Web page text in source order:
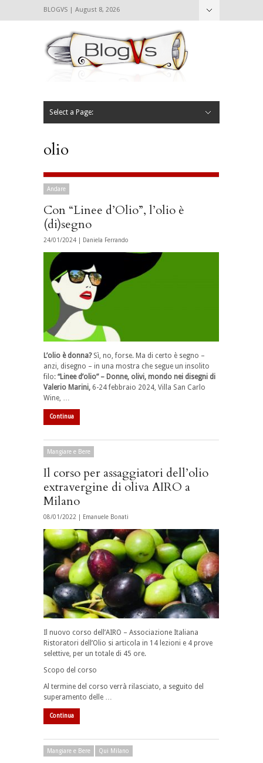
BLOGVS | August 8, 2026
Select a Page:
olio
Andare
Con “Linee d’Olio”, l’olio è
(di)segno
24/01/2024 | Daniela Ferrando
L’olio è donna?Sì, no, forse. Ma di certo è segno –
anzi, disegno – in una mostra che segue un insolito
filo: “Linee d’olio” – Donne, olivi, mondo nei disegni di
Valerio Marini, 6-24 febbraio 2024, Villa San Carlo
Wine, …
Continua
Mangiare e Bere
Il corso per assaggiatori dell’olio
extravergine di oliva AIRO a
Milano
08/01/2022 | Emanuele Bonati
Il nuovo corso dell’AIRO – Associazione Italiana
Ristoratori dell’Olio si articola in 14 lezioni e 4 prove
selettive, per un totale di 45 ore.
Scopo del corso
Al termine del corso verrà rilasciato, a seguito del
superamento delle …
Continua
Mangiare e Bere Qui Milano